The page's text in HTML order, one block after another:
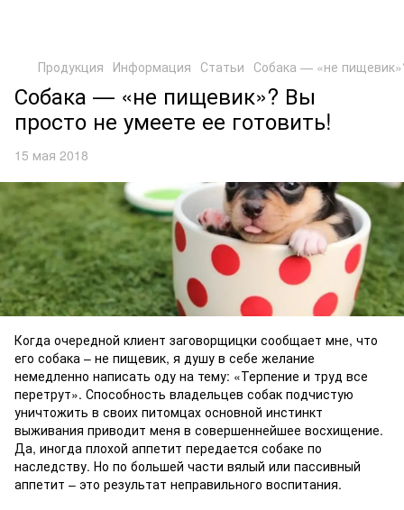
Продукция Информация Статьи Собака — «не
Собака — «не пищевик»? Вы
просто не умеете ее готовить!
15 мая 2018
Когда очередной клиент заговорщицки сообщает мне, что
его собака – не пищевик, я душу в себе желание
немедленно написать оду на тему: «Терпение и труд все
перетрут». Способность владельцев собак подчистую
уничтожить в своих питомцах основной инстинкт
выживания приводит меня в совершеннейшее восхищение.
Да, иногда плохой аппетит передается собаке по
наследству. Но по большей части вялый или пассивный
аппетит – это результат неправильного воспитания.